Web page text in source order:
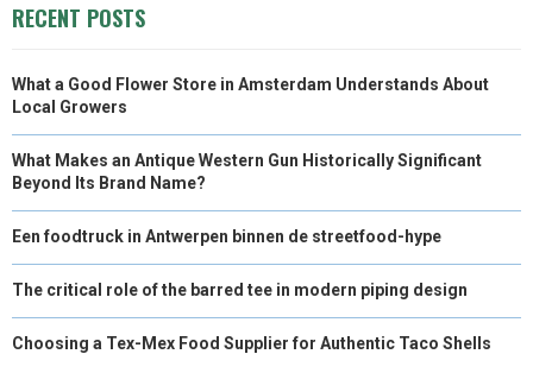
RECENT POSTS
What a Good Flower Store in Amsterdam Understands About
Local Growers
What Makes an Antique Western Gun Historically Significant
Beyond Its Brand Name?
Een foodtruck in Antwerpen binnen de streetfood-hype
The critical role of the barred tee in modern piping design
Choosing a Tex-Mex Food Supplier for Authentic Taco Shells